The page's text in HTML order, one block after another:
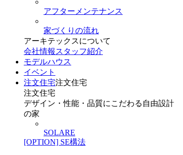
アフターメンテナンス
家づくりの流れ
アーキテックスについて
会社情報 スタッフ紹介
モデルハウス
イベント
注文住宅注文住宅
注文住宅
デザイン・性能・品質にこだわる自由設計
の家
SOLARE
[OPTION] SE構法